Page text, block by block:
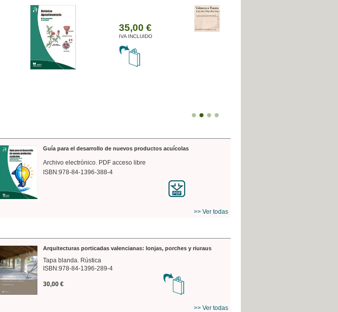
Guía para el desarrollo de nuevos productos acuícolas
Archivo electrónico. PDF acceso libre
ISBN:978-84-1396-388-4
>> Ver todas
Arquitecturas porticadas valencianas: lonjas, porches y riuraus
Tapa blanda. Rústica
ISBN:978-84-1396-289-4
30,00 €
>> Ver todas